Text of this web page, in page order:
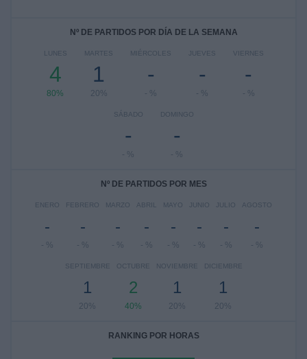
Nº DE PARTIDOS POR DÍA DE LA SEMANA
LUNES
4
80%
MARTES
1
20%
MIÉRCOLES
-
- %
JUEVES
-
- %
VIERNES
-
- %
SÁBADO
-
- %
DOMINGO
-
- %
Nº DE PARTIDOS POR MES
ENERO
-
- %
FEBRERO
-
- %
MARZO
-
- %
ABRIL
-
- %
MAYO
-
- %
JUNIO
-
- %
JULIO
-
- %
AGOSTO
-
- %
SEPTIEMBRE
1
20%
OCTUBRE
2
40%
NOVIEMBRE
1
20%
DICIEMBRE
1
20%
RANKING POR HORAS